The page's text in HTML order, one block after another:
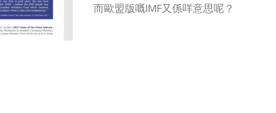
而歐盟版嘅IMF又係咩意思呢？